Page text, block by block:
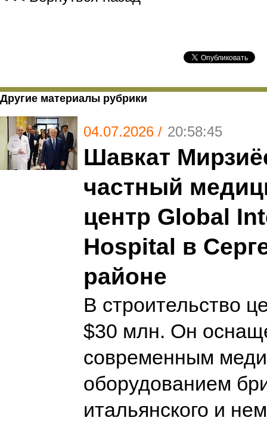
Другие материалы рубрики
04.07.2026 / 20:58:45
Шавкат
частный
центр Global
Hospital в
районе
В строительство
$30 млн. Он
современным
оборудованием
итальянского и